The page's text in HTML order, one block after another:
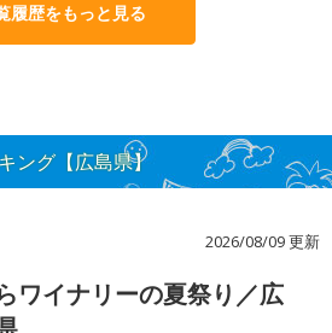
履歴をもっと見る
ング【広島県】
2026/08/09 更新
ワイナリーの夏祭り／広